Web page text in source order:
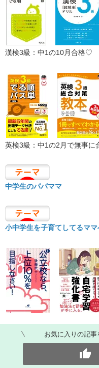
漢検3級：中1の10月合格♡
英検3級：中1の2月で無事に
中学生のパパママ
小中学生を子育てしてるママ
お気に入りの記